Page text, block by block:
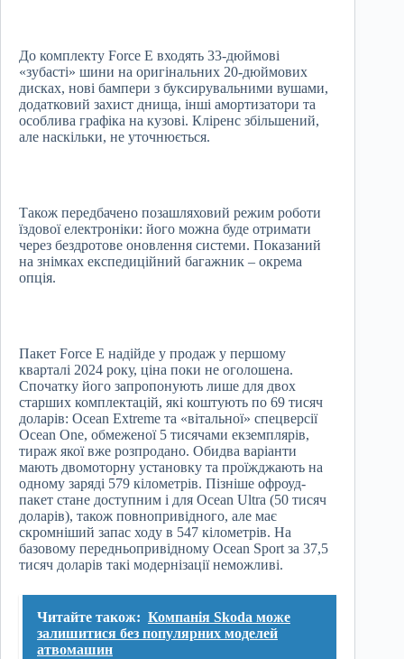
До комплекту Force E входять 33-дюймові
«зубасті» шини на оригінальних 20-дюймових
дисках, нові бампери з буксирувальними вушами,
додатковий захист днища, інші амортизатори та
особлива графіка на кузові. Кліренс збільшений,
але наскільки, не уточнюється.
Також передбачено позашляховий режим роботи
їздової електроніки: його можна буде отримати
через бездротове оновлення системи. Показаний
на знімках експедиційний багажник – окрема
опція.
Пакет Force E надійде у продаж у першому
кварталі 2024 року, ціна поки не оголошена.
Спочатку його запропонують лише для двох
старших комплектацій, які коштують по 69 тисяч
доларів: Ocean Extreme та «вітальної» спецверсії
Ocean One, обмеженої 5 тисячами екземплярів,
тираж якої вже розпродано. Обидва варіанти
мають двомоторну установку та проїжджають на
одному заряді 579 кілометрів. Пізніше офроуд-
пакет стане доступним і для Ocean Ultra (50 тисяч
доларів), також повнопривідного, але має
скромніший запас ходу в 547 кілометрів. На
базовому передньопривідному Ocean Sport за 37,5
тисяч доларів такі модернізації неможливі.
Читайте також: Компанія Skoda може
залишитися без популярних моделей
атвомашин